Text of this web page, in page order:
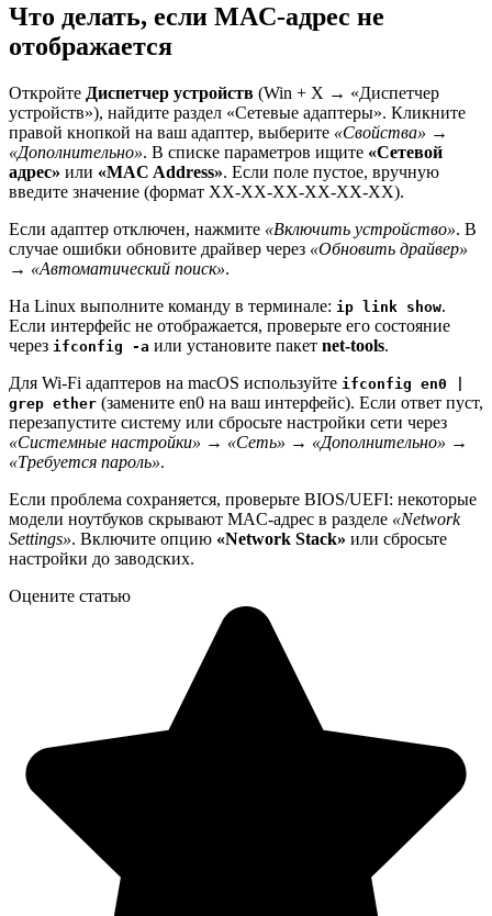
Что делать, если MAC-адрес не
отображается
Откройте Диспетчер устройств (Win + X → «Диспетчер
устройств»), найдите раздел «Сетевые адаптеры». Кликните
правой кнопкой на ваш адаптер, выберите «Свойства» →
«Дополнительно». В списке параметров ищите «Сетевой
адрес» или «MAC Address». Если поле пустое, вручную
введите значение (формат XX-XX-XX-XX-XX-XX).
Если адаптер отключен, нажмите «Включить устройство». В
случае ошибки обновите драйвер через «Обновить драйвер»
→ «Автоматический поиск».
На Linux выполните команду в терминале: ip link show.
Если интерфейс не отображается, проверьте его состояние
через ifconfig -a или установите пакет net-tools.
Для Wi-Fi адаптеров на macOS используйте ifconfig en0 |
grep ether (замените en0 на ваш интерфейс). Если ответ пуст,
перезапустите систему или сбросьте настройки сети через
«Системные настройки» → «Сеть» → «Дополнительно» →
«Требуется пароль».
Если проблема сохраняется, проверьте BIOS/UEFI: некоторые
модели ноутбуков скрывают MAC-адрес в разделе «Network
Settings». Включите опцию «Network Stack» или сбросьте
настройки до заводских.
Оцените статью